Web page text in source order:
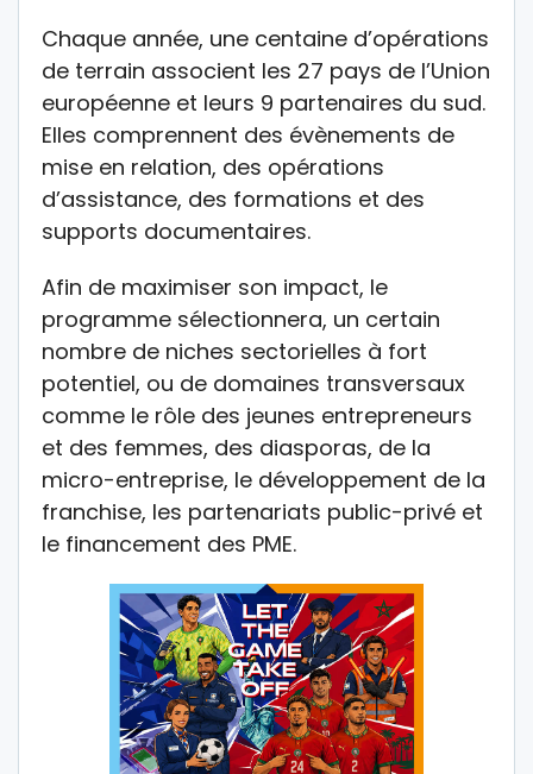
Chaque année, une centaine d’opérations
de terrain associent les 27 pays de l’Union
européenne et leurs 9 partenaires du sud.
Elles comprennent des évènements de
mise en relation, des opérations
d’assistance, des formations et des
supports documentaires.
Afin de maximiser son impact, le
programme sélectionnera, un certain
nombre de niches sectorielles à fort
potentiel, ou de domaines transversaux
comme le rôle des jeunes entrepreneurs
et des femmes, des diasporas, de la
micro-entreprise, le développement de la
franchise, les partenariats public-privé et
le financement des PME.